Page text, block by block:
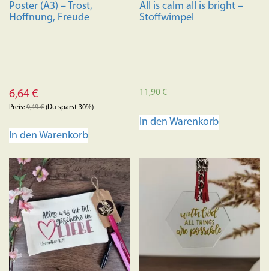
Poster (A3) – Trost,
Hoffnung, Freude
6,64 €
Preis: 9,49€ (Du sparst 30%)
In den Warenkorb
All is calm all is bright –
Stoffwimpel
11,90€
In den Warenkorb